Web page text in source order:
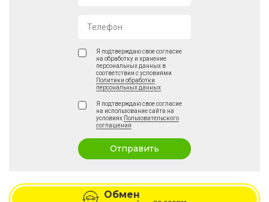
Телефон
Я подтверждаю свое согласие
на обработку и хранение
персональных данных в
соответствии с условиями
Политики обработки
персональных данных
Я подтверждаю свое согласие
на использование сайта на
условиях Пользовательского
соглашения
Отправить
Обмен